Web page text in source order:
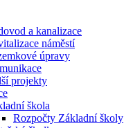
a kanalizace
náměstí
úpravy
projekty
škola
Rozpočty Základní školy